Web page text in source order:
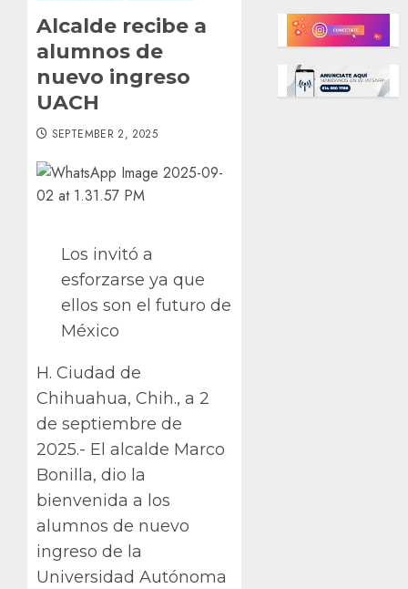
Alcalde recibe a
alumnos de
nuevo ingreso
UACH
SEPTEMBER 2, 2025
Los invitó a
esforzarse ya que
ellos son el futuro de
México
H. Ciudad de
Chihuahua, Chih., a 2
de septiembre de
2025.- El alcalde Marco
Bonilla, dio la
bienvenida a los
alumnos de nuevo
ingreso de la
Universidad Autónoma